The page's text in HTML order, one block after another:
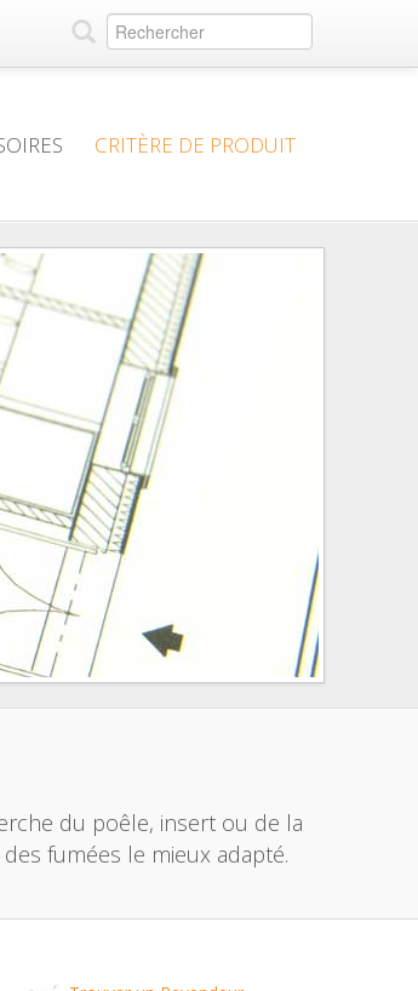
CRITÈRE DE PRODUIT
du poêle, insert ou de la
fumées le mieux adapté.